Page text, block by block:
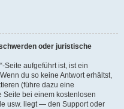
oder juristische
Seite aufgeführt ist, ist ein
du so keine Antwort erhältst,
(führe dazu eine
bei einem kostenlosen
usw. liegt — den Support oder